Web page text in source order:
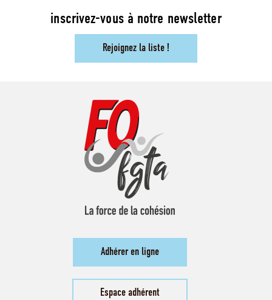
inscrivez-vous à notre newsletter
Rejoignez la liste !
Adhérer en ligne
Espace adhérent